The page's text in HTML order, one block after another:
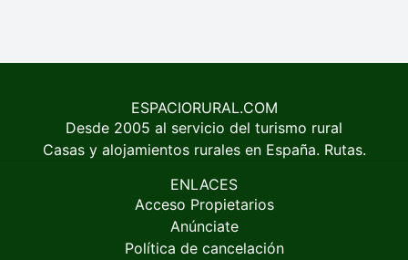
ESPACIORURAL.COM
Desde 2005 al servicio del turismo rural
Casas y alojamientos rurales en España. Rutas.
ENLACES
Acceso Propietarios
Anúnciate
Política de cancelación